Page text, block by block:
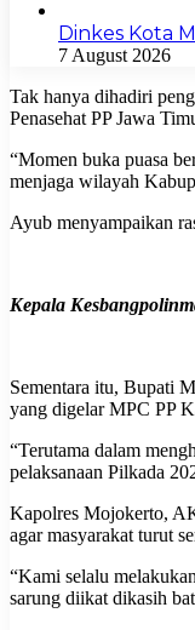
Dinkes Kota
7 August 2026
Tak hanya dihadiri
Penasehat PP Jawa
“Momen buka puasa
menjaga wilayah
Ayub menyampaikan
Kepala
Sementara itu, Bupati
yang digelar MPC PP
“Terutama dalam
pelaksanaan Pilkada
Kapolres Mojokerto,
agar masyarakat turut
“Kami selalu
sarung diikat dikasih